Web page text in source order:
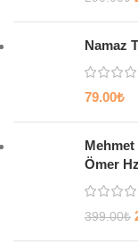
Namaz
79.00₺
Mehmet
Ömer
399.00₺